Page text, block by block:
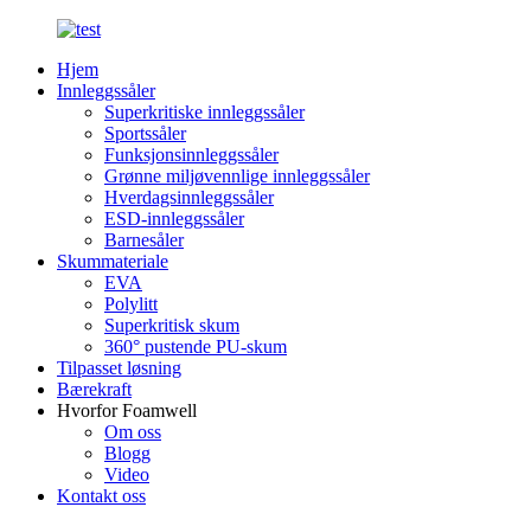
Hjem
Innleggssåler
Superkritiske innleggssåler
Sportssåler
Funksjonsinnleggssåler
Grønne miljøvennlige innleggssåler
Hverdagsinnleggssåler
ESD-innleggssåler
Barnesåler
Skummateriale
EVA
Polylitt
Superkritisk skum
360° pustende PU-skum
Tilpasset løsning
Bærekraft
Hvorfor Foamwell
Om oss
Blogg
Video
Kontakt oss